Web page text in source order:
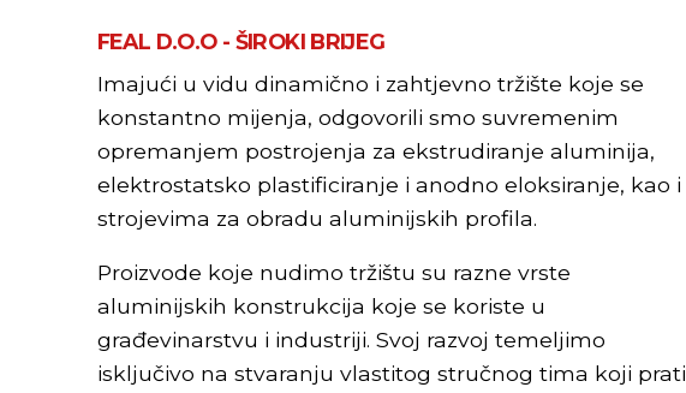
FEAL D.O.O - ŠIROKI BRIJEG
Imajući u vidu dinamično i zahtjevno tržište koje se
konstantno mijenja, odgovorili smo suvremenim
opremanjem postrojenja za ekstrudiranje aluminija,
elektrostatsko plastificiranje i anodno eloksiranje, kao i
strojevima za obradu aluminijskih profila.
Proizvode koje nudimo tržištu su razne vrste
aluminijskih konstrukcija koje se koriste u
građevinarstvu i industriji. Svoj razvoj temeljimo
isključivo na stvaranju vlastitog stručnog tima koji prati